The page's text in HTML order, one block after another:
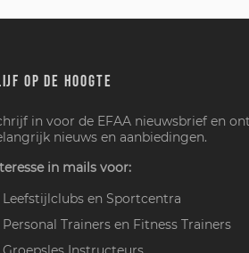
OP DE HOOGTE
in voor de EFAA nieuwsbrief en
nieuws en aanbiedingen.
in mails voor:
Leefstijlclubs en Sportcentra
Personal Trainers en Fitness Trainers